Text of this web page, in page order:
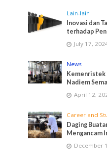
Lain-lain
Inovasi dan
terhadap
July 17,
News
Kemenristek
Nadiem
April 12,
Career and
Daging
Mengancam
December